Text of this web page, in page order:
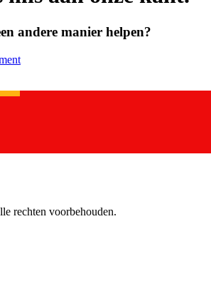
andere manier helpen?
rechten voorbehouden.